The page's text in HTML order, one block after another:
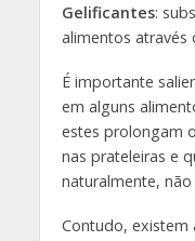
Gelificantes:
alimentos através
É importante
em alguns
estes prolongam
nas prateleiras e
naturalmente,
Contudo, existem